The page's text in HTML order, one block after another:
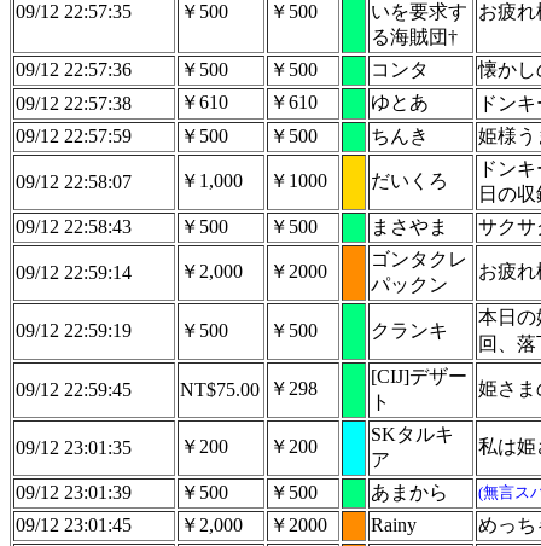
09/12 22:57:35 ￥500 ￥500
いを要求す
る海賊団†
お疲
09/12 22:57:36 ￥500 ￥500 コンタ
懐か
09/12 22:57:38
￥610 ￥610 ゆとあ
ドン
09/12 22:57:59
￥500 ￥500 ちんき 姫様う
09/12 22:58:07 ￥1,000 ￥1000 だいくろ
ドン
日の
09/12 22:58:43
￥500 ￥500 まさやま サクサ
09/12 22:59:14 ￥2,000 ￥2000
ゴンタクレ
パックン
お疲
09/12 22:59:19 ￥500 ￥500 クランキ
本日の
回、
09/12 22:59:45 NT$75.00 ￥298
[CIJ]デザー
ト
姫さま
09/12 23:01:35 ￥200 ￥200
SKタルキ
ア
私は姫
09/12 23:01:39 ￥500 ￥500 あまから (無言ス
09/12 23:01:45 ￥2,000 ￥2000 Rainy めっち